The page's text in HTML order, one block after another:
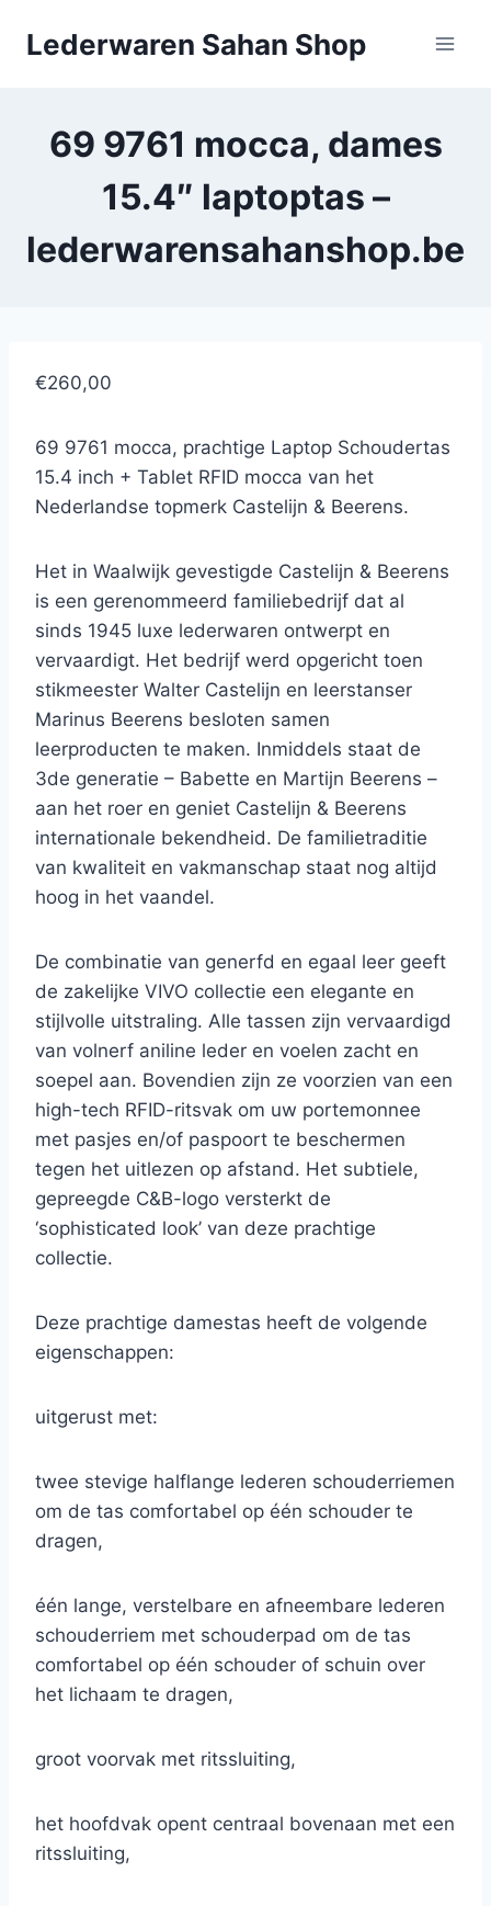
Lederwaren Sahan Shop
69 9761 mocca, dames
15.4″ laptoptas –
lederwarensahanshop.be
€260,00
69 9761 mocca, prachtige Laptop Schoudertas
15.4 inch + Tablet RFID mocca van het
Nederlandse topmerk Castelijn & Beerens.
Het in Waalwijk gevestigde Castelijn & Beerens
is een gerenommeerd familiebedrijf dat al
sinds 1945 luxe lederwaren ontwerpt en
vervaardigt. Het bedrijf werd opgericht toen
stikmeester Walter Castelijn en leerstanser
Marinus Beerens besloten samen
leerproducten te maken. Inmiddels staat de
3de generatie – Babette en Martijn Beerens –
aan het roer en geniet Castelijn & Beerens
internationale bekendheid. De familietraditie
van kwaliteit en vakmanschap staat nog altijd
hoog in het vaandel.
De combinatie van generfd en egaal leer geeft
de zakelijke VIVO collectie een elegante en
stijlvolle uitstraling. Alle tassen zijn vervaardigd
van volnerf aniline leder en voelen zacht en
soepel aan. Bovendien zijn ze voorzien van een
high-tech RFID-ritsvak om uw portemonnee
met pasjes en/of paspoort te beschermen
tegen het uitlezen op afstand. Het subtiele,
gepreegde C&B-logo versterkt de
‘sophisticated look’ van deze prachtige
collectie.
Deze prachtige damestas heeft de volgende
eigenschappen:
uitgerust met:
twee stevige halflange lederen schouderriemen
om de tas comfortabel op één schouder te
dragen,
één lange, verstelbare en afneembare lederen
schouderriem met schouderpad om de tas
comfortabel op één schouder of schuin over
het lichaam te dragen,
groot voorvak met ritssluiting,
het hoofdvak opent centraal bovenaan met een
ritssluiting,